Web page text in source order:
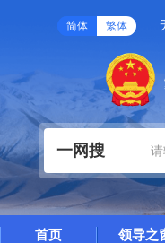
简体 繁体
一网搜
首页 领导之